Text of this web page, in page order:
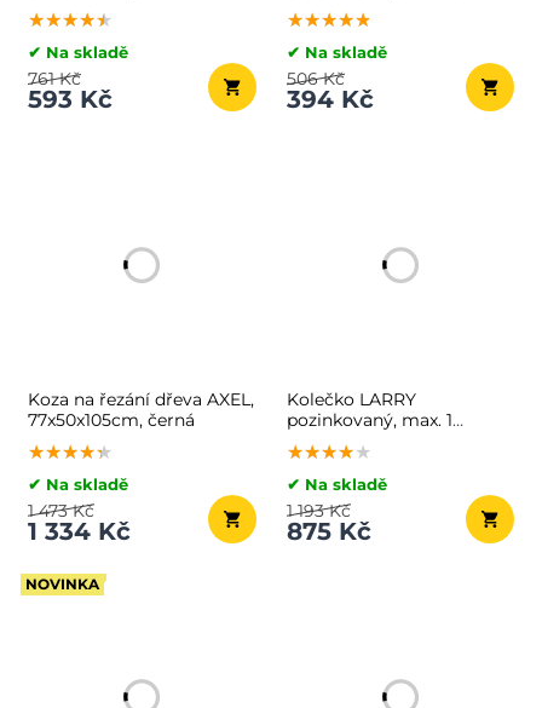
★★★★★
★★★★★
★★★★★
✔ Na skladě
593 Kč
761 Kč
★★★★★
★★★★★
★★★★★
✔ Na skladě
394 Kč
506 Kč
Koza na řezání dřeva AXEL,
77x50x105cm, černá
★★★★★
★★★★★
★★★★★
✔ Na skladě
1 334 Kč
1 473 Kč
Kolečko LARRY
pozinkovaný, max. 1
kapacita 80l/100kg,
stříbrná/černá
★★★★★
★★★★★
★★★★★
✔ Na skladě
875 Kč
1 193 Kč
NOVINKA